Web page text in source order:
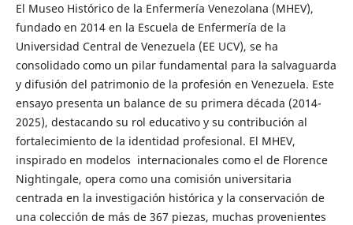
El Museo Histórico de la Enfermería Venezolana (MHEV),
fundado en 2014 en la Escuela de Enfermería de la
Universidad Central de Venezuela (EE UCV), se ha
consolidado como un pilar fundamental para la salvaguarda
y difusión del patrimonio de la profesión en Venezuela. Este
ensayo presenta un balance de su primera década (2014-
2025), destacando su rol educativo y su contribución al
fortalecimiento de la identidad profesional. El MHEV,
inspirado en modelos internacionales como el de Florence
Nightingale, opera como una comisión universitaria
centrada en la investigación histórica y la conservación de
una colección de más de 367 piezas, muchas provenientes